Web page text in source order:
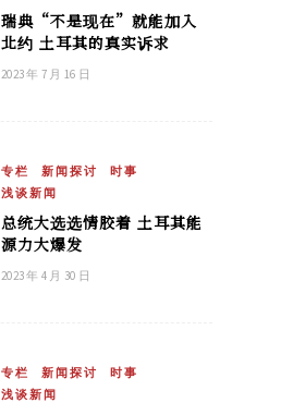
瑞典“不是现在”就能加入
北约 土耳其的真实诉求
2023 年 7 月 16 日
专栏 新闻探讨
时事
浅谈新闻
总统大选选情胶着 土耳其能
源力大爆发
2023 年 4 月 30 日
专栏 新闻探讨
时事
浅谈新闻